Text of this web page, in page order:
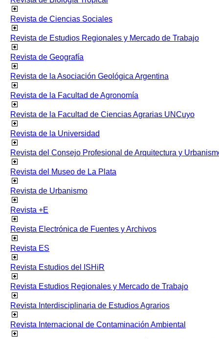
Revista de Ciencias Sociales
Revista de Estudios Regionales y Mercado de Trabajo
Revista de Geografía
Revista de la Asociación Geológica Argentina
Revista de la Facultad de Agronomía
Revista de la Facultad de Ciencias Agrarias UNCuyo
Revista de la Universidad
Revista del Consejo Profesional de Arquitectura y
Revista del Museo de La Plata
Revista de Urbanismo
Revista +E
Revista Electrónica de Fuentes y Archivos
Revista ES
Revista Estudios del ISHiR
Revista Estudios Regionales y Mercado de Trabajo
Revista Interdisciplinaria de Estudios Agrarios
Revista Internacional de Contaminación Ambiental